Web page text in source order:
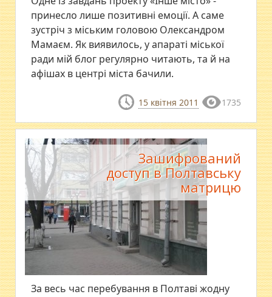
принесло лише позитивні емоції. А саме
зустріч з міським головою Олександром
Мамаєм. Як виявилось, у апараті міської
ради мій блог регулярно читають, та й на
афішах в центрі міста бачили.
15 квітня 2011 1735
Зашифрований
доступ в Полтавську
матрицю
За весь час перебування в Полтаві жодну